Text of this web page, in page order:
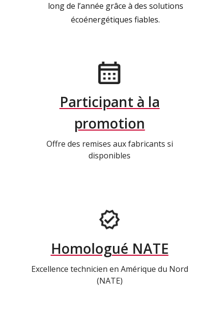
long de l’année grâce à des solutions
écoénergétiques fiables.
Participant à la
promotion
Offre des remises aux fabricants si
disponibles
Homologué NATE
Excellence technicien en Amérique du Nord
(NATE)